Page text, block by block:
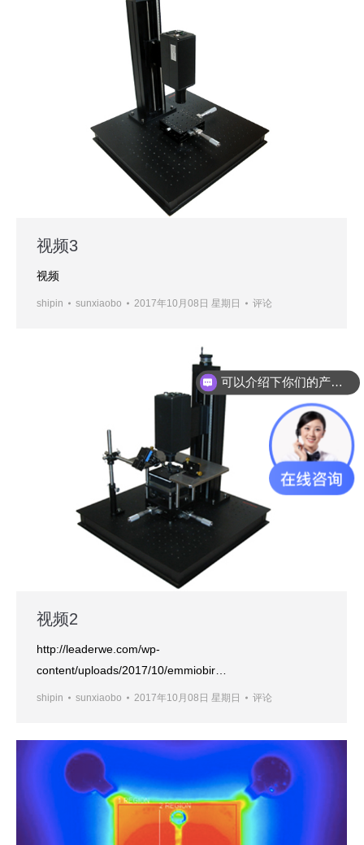
视频3
视频
shipin sunxiaobo 2017年10月08日 星期日 评论
视频2
http://leaderwe.com/wp-
content/uploads/2017/10/emmiobir…
shipin sunxiaobo 2017年10月08日 星期日 评论
可以介绍下你们的产品么？